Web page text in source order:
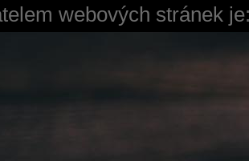
webových stránek
v Praze spisová